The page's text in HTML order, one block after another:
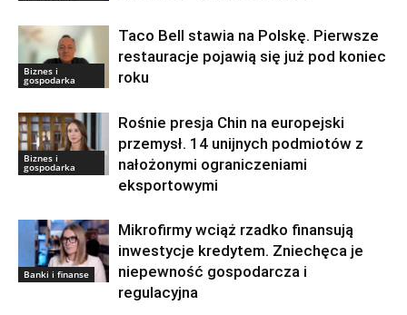
Biznes i
gospodarka
Taco Bell stawia na Polskę. Pierwsze
restauracje pojawią się już pod koniec
roku
Biznes i
gospodarka
Rośnie presja Chin na europejski
przemysł. 14 unijnych podmiotów z
nałożonymi ograniczeniami
eksportowymi
Banki i finanse
Mikrofirmy wciąż rzadko finansują
inwestycje kredytem. Zniechęca je
niepewność gospodarcza i
regulacyjna